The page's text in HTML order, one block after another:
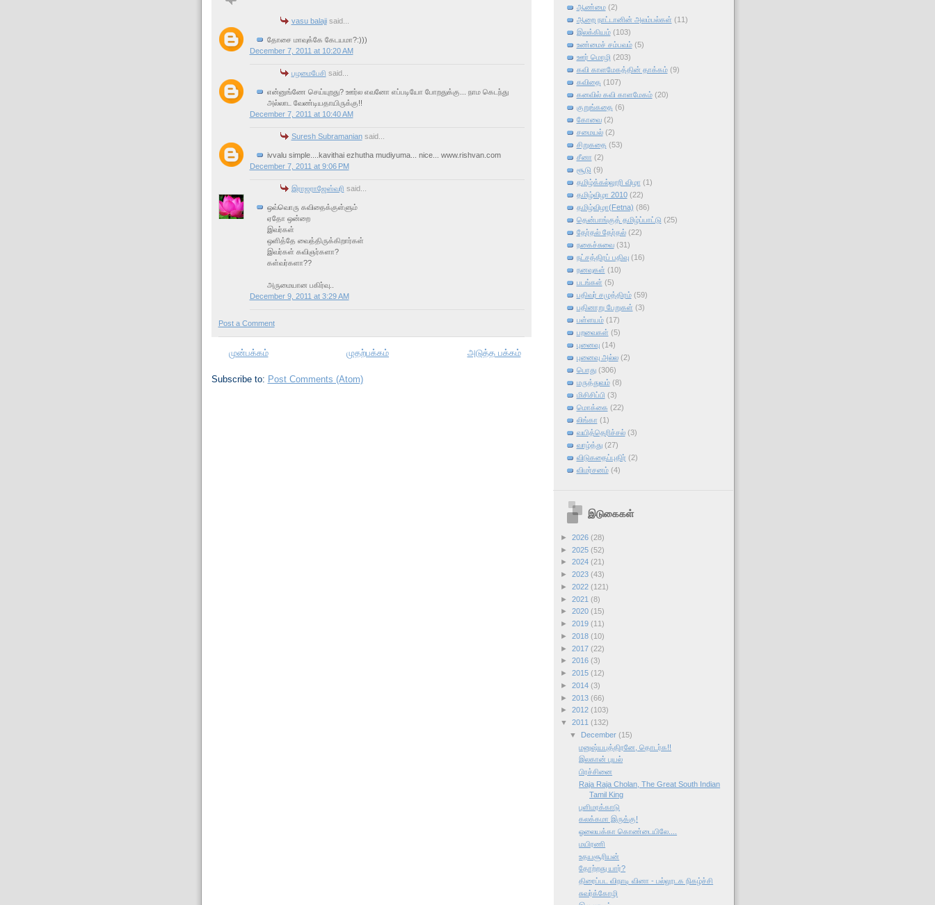
vasu balajisaid...
தோசை மாவுக்கே கேடயமா?:)))
December 7, 2011 at 10:20 AM
பழமைபேசி said...
என்னுங்ணே செய்யுறது? ஊர்ல எவனோ எப்படியோ போறதுக்கு... நாம கெடந்து
அல்லாட வேண்டியதாயிருக்கு!!
December 7, 2011 at 10:40 AM
Suresh Subramaniansaid...
ivvalu simple....kavithai ezhutha mudiyuma... nice... www.rishvan.com
December 7, 2011 at 9:06 PM
இராஜராஜேஸ்வரி said...
ஒவ்வொரு கவிதைக்குள்ளும்
ஏதோ ஒன்றை
இவர்கள்
ஒளித்தே வைத்திருக்கிறார்கள்
இவர்கள் கவிஞர்களா?
கள்வர்களா??
அருமையான பகிர்வு..
December 9, 2011 at 3:29 AM
Post a Comment
முன்பக்கம் முதற்பக்கம் அடுத்த பக்கம்
Subscribe to: Post Comments (Atom)
ஆண்மை (2)
ஆறை நாட்டானின் அலம்பல்கள் (11)
இலக்கியம் (103)
உண்மைச் சம்பவம் (5)
ஊர் மொழி (203)
கவி காளமேகத்தின் தாக்கம் (9)
கவிதை (107)
கனவில் கவி காளமேகம் (20)
குறுங்கதை (6)
கோவை (2)
சமையல் (2)
சிறுகதை (53)
சீனா (2)
சூடு (9)
தமிழ்க்கல்லூரி விழா (1)
தமிழ்விழா 2010 (22)
தமிழ்விழா(Fetna) (86)
தென்பாங்குத் தமிழ்ப்பாட்டு (25)
தேர்தல் தேர்தல் (22)
நகைச்சுவை (31)
நட்சத்திரப் பதிவு (16)
நனவுகள் (10)
படங்கள் (5)
பதிவர் சமுத்திரம் (59)
பதினாறு பேறுகள் (3)
பள்ளயம் (17)
பறவைகள் (5)
புனைவு (14)
புனைவு அல்ல (2)
பொது (306)
மருத்துவம் (8)
மிசிசிப்பி (3)
மொக்கை (22)
லிங்கா (1)
வயித்தெரிச்சல் (3)
வாழ்த்து (27)
விடுகதைப்புதிர் (2)
விமர்சனம் (4)
இடுகைகள்
► 2026 (28)
► 2025 (52)
► 2024 (21)
► 2023 (43)
► 2022 (121)
► 2021 (8)
► 2020 (15)
► 2019 (11)
► 2018 (10)
► 2017 (22)
► 2016 (3)
► 2015 (12)
► 2014 (3)
► 2013 (66)
► 2012 (103)
▼ 2011 (132)
▼
December (15)
மனுஷ்யபுத்திரனே, தொடர்க!!
இலகான் புயல்
பிரச்சினை
Raja Raja Cholan, The Great South Indian
Tamil King
புளிமரக்காடு
கலக்கமா இருக்கு!
ஓலையக்கா கொண்டையிலே....
மயிரணி
உதயசூரியன்
தோற்றது யார்?
திரைப்பட விநாடி வினா - பல்லூடக நிகழ்ச்சி
சுவர்க்கோழி